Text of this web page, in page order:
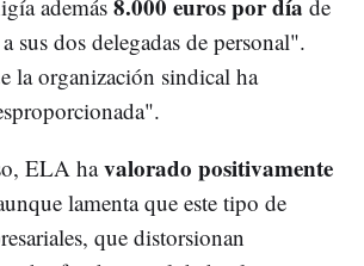
además 8.000 euros por día de
sus dos delegadas de personal".
la organización sindical ha
ELA havalorado positivamente
lamenta que este tipo de
que distorsionan